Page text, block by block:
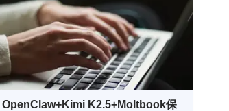
OpenClaw+Kimi K2.5+Moltbook保